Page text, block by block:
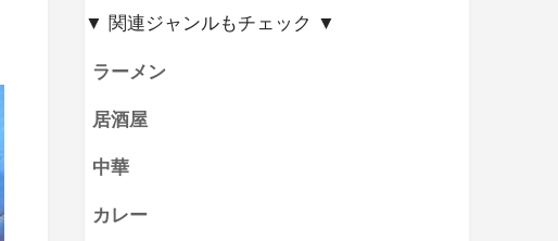
▼ 関連ジャンルもチェック ▼
ラーメン
居酒屋
中華
カレー